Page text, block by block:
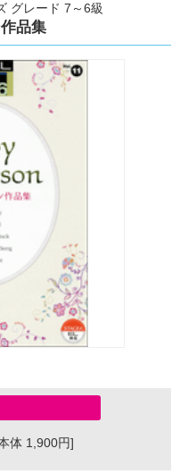
グレード 7～6級
品集
体 1,900円]